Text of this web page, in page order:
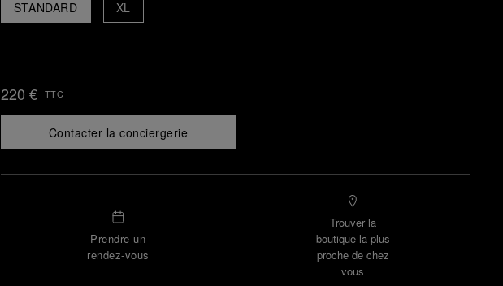
STANDARD XL
220 € TTC
Contacter la conciergerie
Prendre un
rendez-vous
Trouver la
boutique la plus
proche de chez
vous